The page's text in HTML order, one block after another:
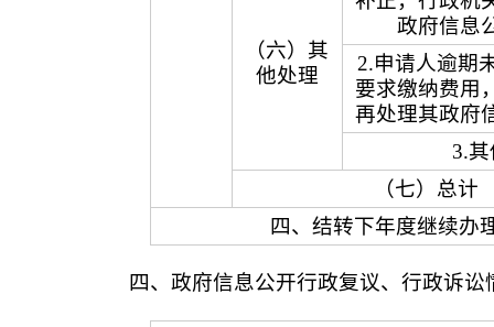
（六）其
他处理
政府信息
2.申请人逾期
要求缴纳费用
再处理其政府
3.其
（七）总计
四、结转下年度继续办
四、政府信息公开行政复议、行政诉讼